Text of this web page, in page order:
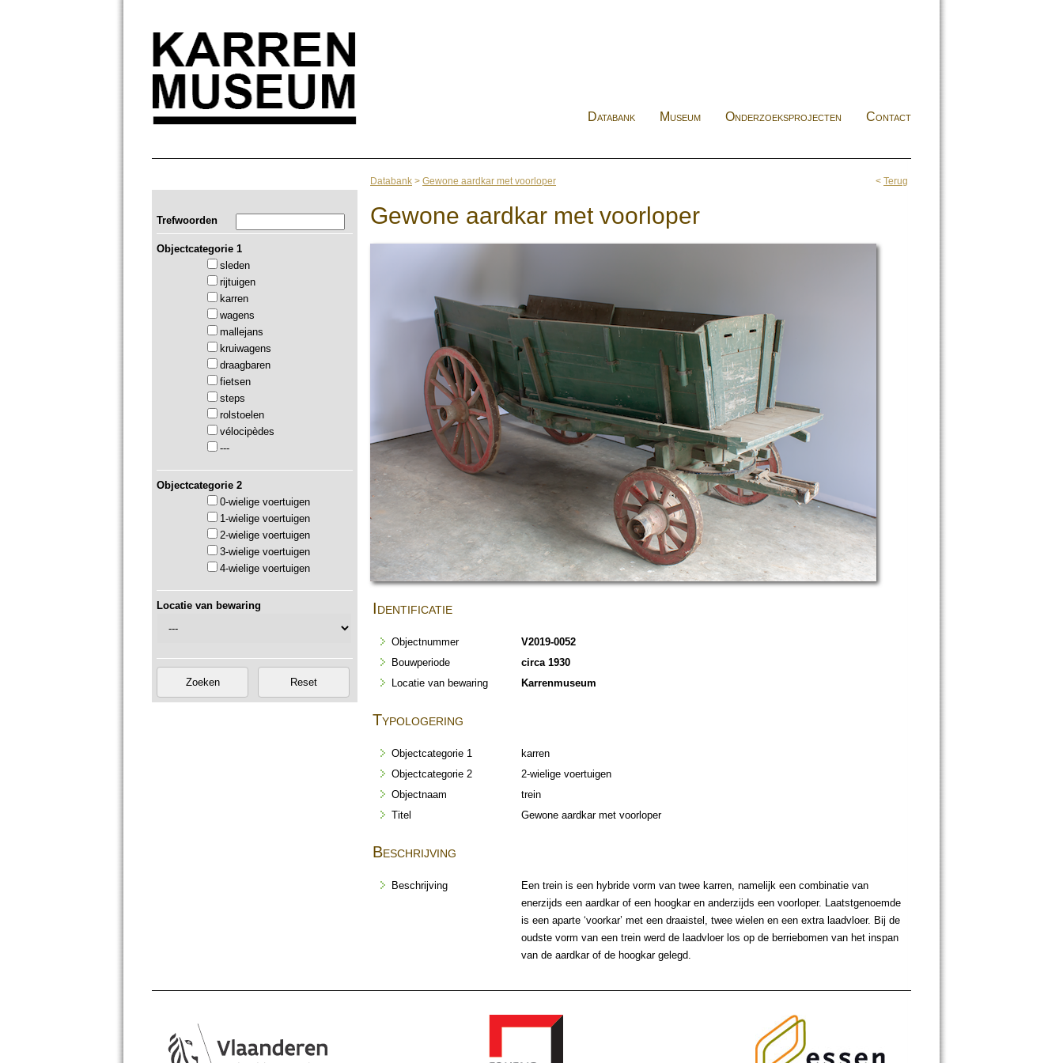
Databank Museum Onderzoeksprojecten Contact
Trefwoorden
Objectcategorie 1
sleden
rijtuigen
karren
wagens
mallejans
kruiwagens
draagbaren
fietsen
steps
rolstoelen
vélocipèdes
---
Objectcategorie 2
0-wielige voertuigen
1-wielige voertuigen
2-wielige voertuigen
3-wielige voertuigen
4-wielige voertuigen
Locatie van bewaring
< Terug
Databank > Gewone aardkar met voorloper
Gewone aardkar met voorloper
Identificatie
Objectnummer
V2019-0052
Bouwperiode
circa 1930
Locatie van bewaring
Karrenmuseum
Typologering
Objectcategorie 1
karren
Objectcategorie 2
2-wielige voertuigen
Objectnaam
trein
Titel
Gewone aardkar met voorloper
Beschrijving
Beschrijving
Een trein is een hybride vorm van twee karren, namelijk een combinatie van
enerzijds een aardkar of een hoogkar en anderzijds een voorloper. Laatstgenoemde
is een aparte ‘voorkar’ met een draaistel, twee wielen en een extra laadvloer. Bij de
oudste vorm van een trein werd de laadvloer los op de berriebomen van het inspan
van de aardkar of de hoogkar gelegd.